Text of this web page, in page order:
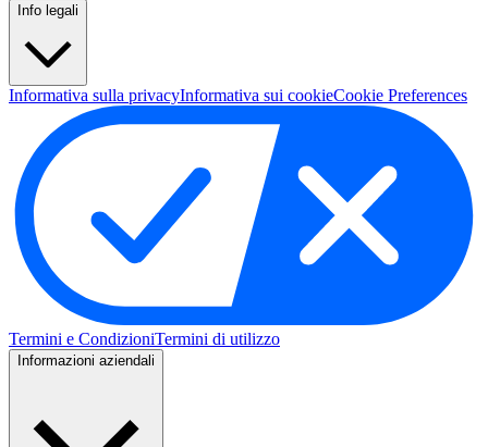
Info legali
Informativa sulla privacyInformativa sui cookieCookie Preferences
Termini e CondizioniTermini di utilizzo
Informazioni aziendali